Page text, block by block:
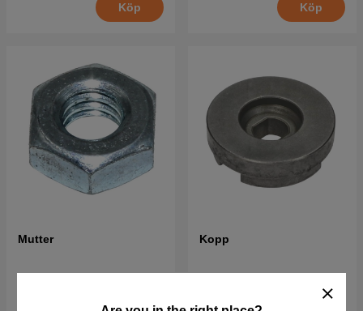
Köp Köp
Mutter
24 kr 27 kr
Best. vara. Skickas om 2-5
Kopp
149 kr 166 kr
Best. vara. Skickas om 2-5